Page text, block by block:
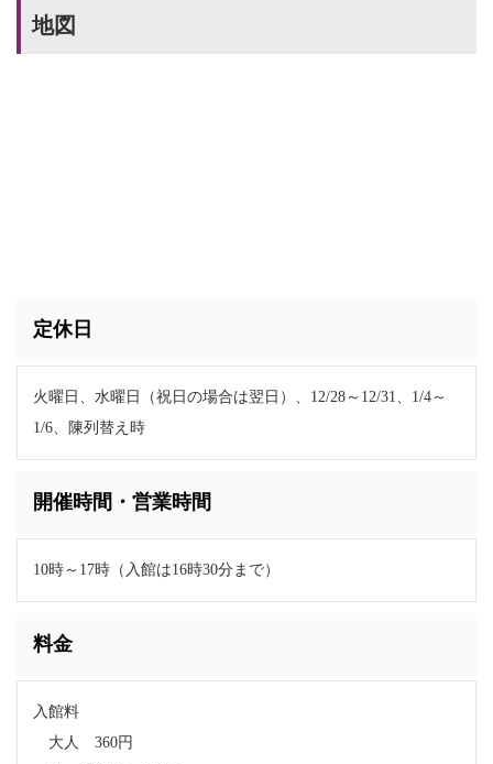
地図
定休日
火曜日、水曜日（祝日の場合は翌日）、12/28～12/31、1/4～
1/6、陳列替え時
開催時間・営業時間
10時～17時（入館は16時30分まで）
料金
入館料
大人 360円